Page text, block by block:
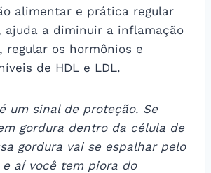
alimentar e prática regular
ajuda a diminuir a inflamação
regular os hormônios e
de HDL e LDL.
é um sinal de proteção. Se
gordura dentro da célula de
gordura vai se espalhar pelo
e aí você tem piora do